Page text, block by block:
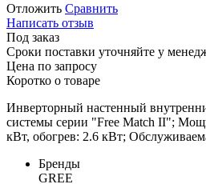
Отложить Сравнить
Написать отзыв
Под заказ
Сроки поставки уточняйте у
Цена по запросу
Коротко о товаре
Инверторный настенный
системы серии "Free Match II";
кВт, обогрев: 2.6 кВт;
Бренды
GREE